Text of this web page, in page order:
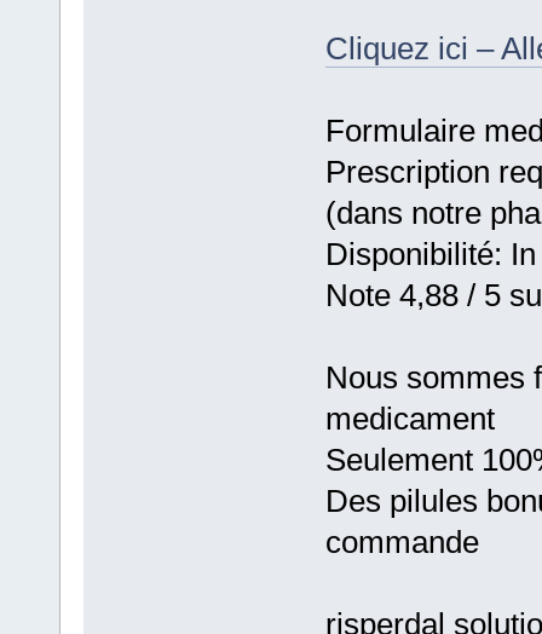
Cliquez ici –
Formulaire
Prescription
(dans notre
Disponibilité:
Note 4,88 / 5
Nous sommes
medicament
Seulement
Des pilules
commande
risperdal